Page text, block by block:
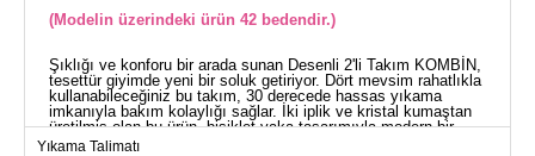
(Modelin üzerindeki ürün 42 bedendir.)
Şıklığı ve konforu bir arada sunan Desenli 2'li Takım KOMBİN,
tesettür giyimde yeni bir soluk getiriyor. Dört mevsim rahatlıkla
kullanabileceğiniz bu takım, 30 derecede hassas yıkama
imkanıyla bakım kolaylığı sağlar. İki iplik ve kristal kumaştan
üretilmiş olan bu ürün, bisiklet yaka tasarımıyla modern bir
görünüm sunuyor. Astarsız yapısı ile hafif ve rahat bir kullanım
Yıkama Talimatı